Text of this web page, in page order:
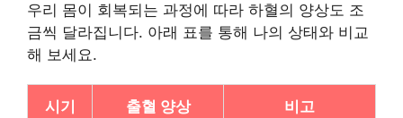
우리 몸이 회복되는 과정에 따라 하혈의 양상도 조
금씩 달라집니다. 아래 표를 통해 나의 상태와 비교
해 보세요.
시기 출혈 양상 비고